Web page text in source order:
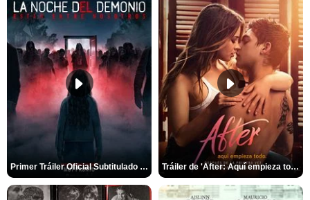
Primer Tráiler Oficial Subtitulado de 'La Noche Del Demonio: Están Entre Nosotros' Tráiler de 'After: Aquí empieza todo'